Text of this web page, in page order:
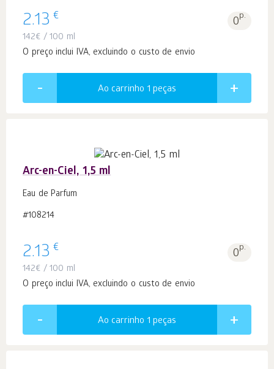
2.13 € 0p.
142€ / 100 ml
O preço inclui IVA, excluindo o custo de envio
Ao carrinho 1 peças
Arc-en-Ciel, 1,5 ml
Eau de Parfum
#108214
2.13 € 0p.
142€ / 100 ml
O preço inclui IVA, excluindo o custo de envio
Ao carrinho 1 peças